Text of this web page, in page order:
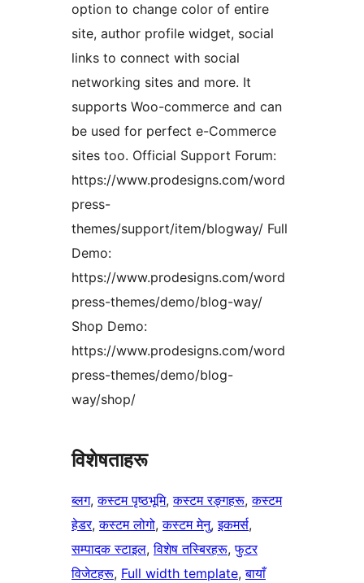
option to change color of entire
site, author profile widget, social
links to connect with social
networking sites and more. It
supports Woo-commerce and can
be used for perfect e-Commerce
sites too. Official Support Forum:
https://www.prodesigns.com/word
press-
themes/support/item/blogway/ Full
Demo:
https://www.prodesigns.com/word
press-themes/demo/blog-way/
Shop Demo:
https://www.prodesigns.com/word
press-themes/demo/blog-
way/shop/
विशेषताहरू
ब्लग, कस्टम पृष्ठभूमि, कस्टम रङ्गहरू, कस्टम
हेडर, कस्टम लोगो, कस्टम मेनु, इकमर्स
सम्पादक स्टाइल, विशेष तस्बिरहरू, फुटर
विजेटहरू, Full width template, बायाँ